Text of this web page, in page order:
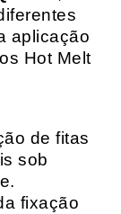
aplicação
Hot Melt
de fitas
sob
fixação